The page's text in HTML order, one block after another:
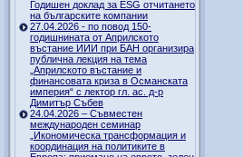
Годишен доклад за ESG отчитането
на българските компании
27.04.2026 - по повод 150-
годишнината от Априлското
въстание ИИИ при БАН организира
публична лекция на тема
„Априлското въстание и
финансовата криза в Османската
империя“ с лектор гл. ас. д-р
Димитър Събев
24.04.2026 – Съвместен
международен семинар
„Икономическа трансформация и
координация на политиките в